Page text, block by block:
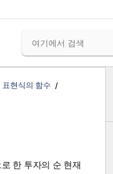
표현식의 함수
한 투자의 순 현재